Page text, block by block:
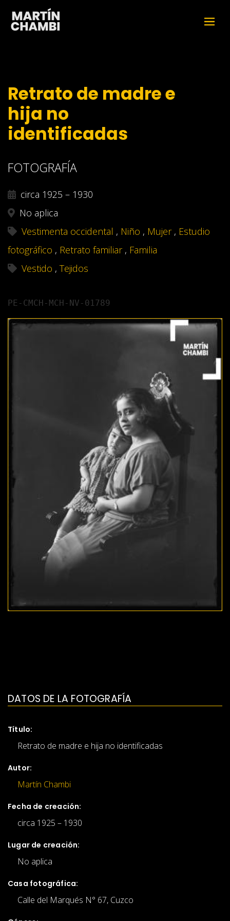
DATOS DE LA FOTOGRAFÍA
Título:
Retrato de madre e hija no identificadas
Autor:
Martín Chambi
Fecha de creación:
circa 1925 – 1930
Lugar de creación:
No aplica
Casa fotográfica:
Calle del Marqués N° 67, Cuzco
Retrato de madre e
hija no
identificadas
FOTOGRAFÍA
circa 1925 – 1930
No aplica
Vestimenta occidental , Niño , Mujer, Estudio
fotográfico , Retrato familiar, Familia
Vestido , Tejidos
PE-CMCH-MCH-NV-01789